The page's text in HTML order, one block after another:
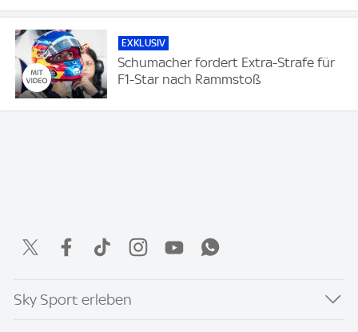
EXKLUSIV
Schumacher fordert Extra-Strafe für
F1-Star nach Rammstoß
Sky Sport erleben